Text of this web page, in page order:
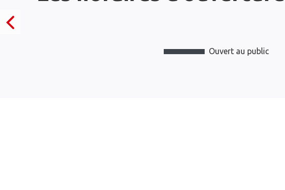
Ouvert au public